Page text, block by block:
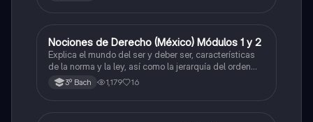
Ética y valores
Nociones de Derecho (México) Módulos 1 y 2
Explica el mundo del ser y deber ser, características
de la norma y la ley, así como la jerarquía del orden
jurídico mexicano. El concepto de derecho y su
clasificación, las fuentes del derecho y los factores de
3º Bach 1,179 16